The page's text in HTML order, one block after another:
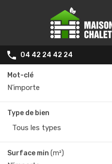
04 42 24 42 24
Mot-clé
Type de bien
Tous les types
Surface min (m²)